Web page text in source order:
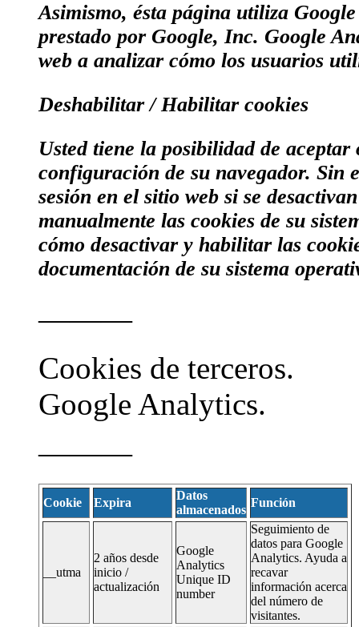
Asimismo, ésta página utiliza
prestado por Google, Inc. Google
web a analizar cómo los usuarios
Deshabilitar / Habilitar cookies
Usted tiene la posibilidad de
configuración de su navegador. Sin
sesión en el sitio web si se
manualmente las cookies de su
cómo desactivar y habilitar las
documentación de su sistema
———
Cookies de terceros.
Google Analytics.
———
Cookie Expira
Datos
almacenados
Función
__utma
2 años desde
inicio /
actualización
Google
Analytics
Unique ID
number
Seguimiento de
datos para Google
Analytics. Ayuda a
recavar
información acerca
del número de
visitantes.